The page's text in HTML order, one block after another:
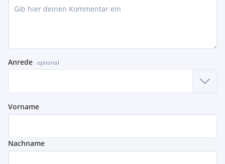
Anrede optional
Vorname
Nachname